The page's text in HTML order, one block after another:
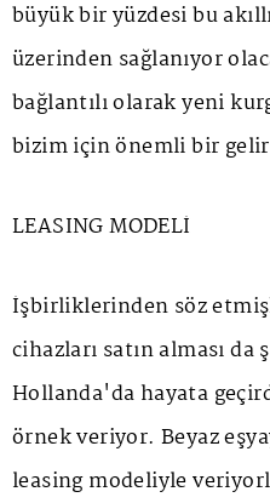
büyük bir yüzdesi bu
üzerinden sağlanıyor
bağlantılı olarak yeni
bizim için önemli bir
LEASING MODELİ
İşbirliklerinden söz
cihazları satın alması
Hollanda'da hayata
örnek veriyor. Beyaz
leasing modeliyle